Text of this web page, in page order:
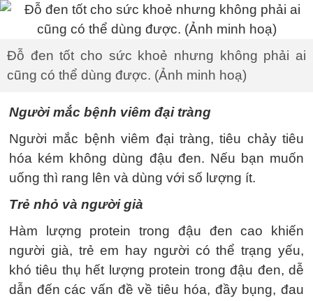
Đỗ đen tốt cho sức khoẻ nhưng không phải ai
cũng có thể dùng được. (Ảnh minh hoạ)
Người mắc bệnh viêm đại tràng
Người mắc bệnh viêm đại tràng, tiêu chảy tiêu
hóa kém không dùng đậu đen. Nếu bạn muốn
uống thì rang lên và dùng với số lượng ít.
Trẻ nhỏ và người già
Hàm lượng protein trong đậu đen cao khiến
người già, trẻ em hay người có thể trạng yếu,
khó tiêu thụ hết lượng protein trong đậu đen, dễ
dẫn đến các vấn đề về tiêu hóa, đầy bụng, đau